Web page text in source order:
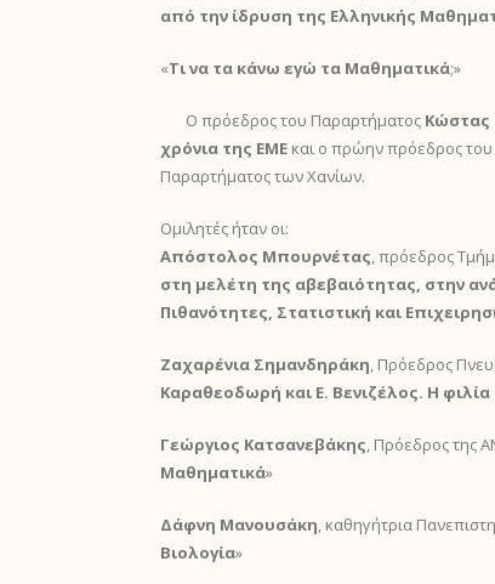
από την ίδρυση της Ελληνικής
«Τι να τα κάνω εγώ τα Μαθηματικά;»
Ο πρόεδρος του Παραρτήματος Κώστας
χρόνια της ΕΜΕ και ο πρώην πρόεδρος του
Παραρτήματος των Χανίων.
Ομιλητές ήταν οι:
Απόστολος Μπουρνέτας, πρόεδρος
στη μελέτη της αβεβαιότητας, στην
Πιθανότητες, Στατιστική και
Ζαχαρένια Σημανδηράκη, Πρόεδρος
Καραθεοδωρή και Ε. Βενιζέλος. Η φιλία
Γεώργιος Κατσανεβάκης, Πρόεδρος της
Μαθηματικά»
Δάφνη Μανουσάκη, καθηγήτρια
Βιολογία»